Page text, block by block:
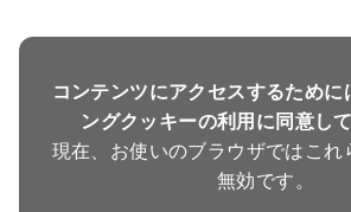
コンテンツにアクセスするために
ングクッキーの利用に同意し
現在、お使いのブラウザではこれ
無効です。